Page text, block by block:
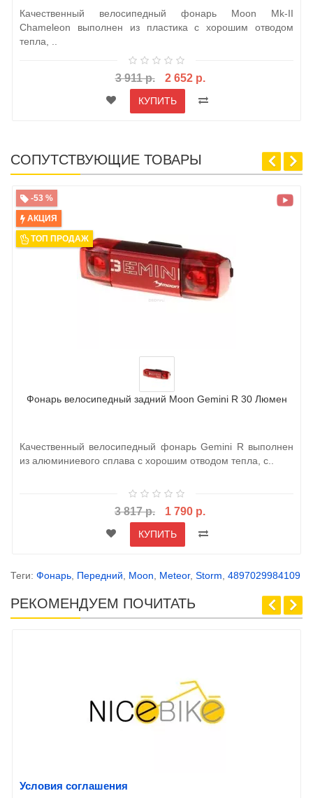
Качественный велосипедный фонарь Moon Mk-II
Chameleon выполнен из пластика с хорошим отводом
тепла, ..
3 911 р. 2 652 р.
КУПИТЬ
СОПУТСТВУЮЩИЕ ТОВАРЫ
-53 %
АКЦИЯ
ТОП ПРОДАЖ
Фонарь велосипедный задний Moon Gemini R 30 Люмен
Качественный велосипедный фонарь Gemini R выполнен
из алюминиевого сплава с хорошим отводом тепла, с..
3 817 р. 1 790 р.
КУПИТЬ
Теги: Фонарь Передний Moon Meteor, Storm 4897029984109
РЕКОМЕНДУЕМ ПОЧИТАТЬ
Условия соглашения